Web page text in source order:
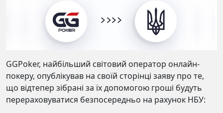
GGPoker, найбільший світовий оператор онлайн-
покеру, опублікував на своїй сторінці заяву про те,
що відтепер зібрані за їх допомогою гроші будуть
перераховуватися безпосередньо на рахунок НБУ: